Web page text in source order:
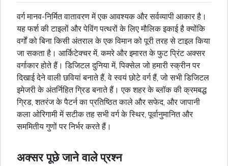
वर्ग मानव-निर्मित वातावरण में एक आवश्यक और सर्वव्यापी आकार है।
यह फर्श की टाइलों और पेविंग पत्थरों के लिए मौलिक इकाई है क्योंकि
वर्गों को बिना किसी अंतराल के एक विमान को पूरी तरह से टाइल किया
जा सकता है। आर्किटेक्चर में, कमरे और इमारत के फुट प्रिंट अक्सर
वर्गाकार होते हैं। डिजिटल दुनिया में, पिक्सेल जो हमारी स्क्रीन पर
दिखाई देने वाली छवियां बनाते हैं, वे स्वयं छोटे वर्ग हैं, जो सभी डिजिटल
इमेजरी के अंतर्निहित ग्रिड बनाते हैं। एक शहर के ब्लॉक की क्रमबद्ध
ग्रिड, शतरंज के पैटर्न का प्रतिष्ठित काले और सफेद, और जापानी
कला ओरिगामी में सटीक तह सभी वर्ग के स्थिर, पूर्वानुमानित और
सममितीय गुणों पर निर्भर करते हैं।
अक्सर पूछे जाने वाले प्रश्न